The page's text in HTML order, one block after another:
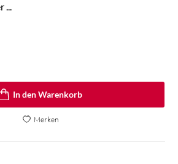
...
In den Warenkorb
Merken